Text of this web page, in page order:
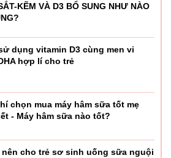
KẼM VÀ D3 BỔ SUNG NHƯ NÀO
dụng vitamin D3 cùng men vi
hợp lí cho trẻ
chọn mua máy hâm sữa tốt mẹ
- Máy hâm sữa nào tốt?
nên cho trẻ sơ sinh uống sữa nguội